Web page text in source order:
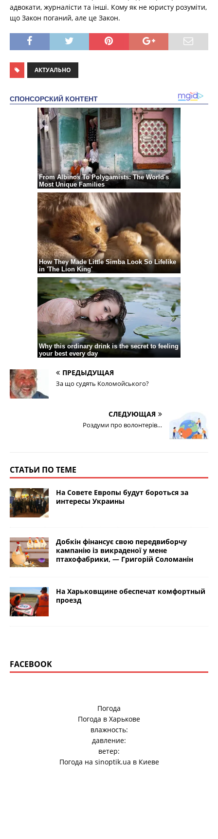
адвокати, журналісти та інші. Кому як не юристу розуміти,
що Закон поганий, але це Закон.
АКТУАЛЬНО
ПРЕДЫДУЩАЯ
За що судять Коломойського?
СЛЕДУЮЩАЯ
Роздуми про волонтерів…
СТАТЬИ ПО ТЕМЕ
На Совете Европы будут бороться за
интересы Украины
Добкін фінансує свою передвиборчу
кампанію із викраденої у мене
птахофабрики, — Григорій Соломанін
На Харьковщине обеспечат комфортный
проезд
FACEBOOK
Погода
Погода в Харькове
влажность:
давление:
ветер:
Погода на sinoptik.ua в Киеве